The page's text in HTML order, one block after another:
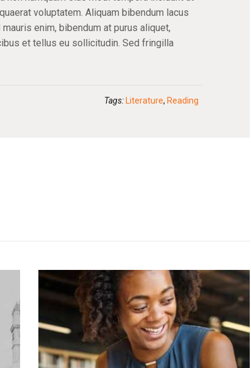
voluptatem. Aliquam bibendum lacus
enim, bibendum at purus aliquet,
et tellus eu sollicitudin. Sed fringilla
Tags: Literature, Reading